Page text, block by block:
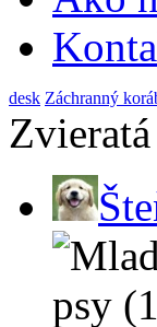
desk Záchranný